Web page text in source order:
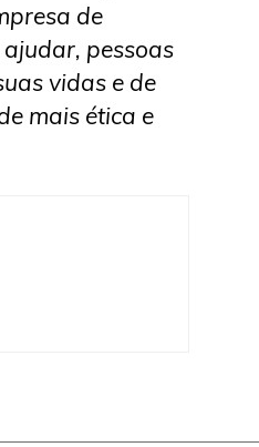
de
pessoas
vidas e de
mais ética e